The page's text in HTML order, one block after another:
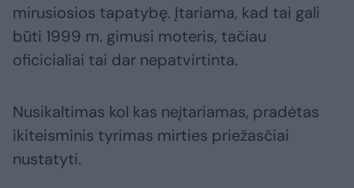
mirusiosios tapatybę. Įtariama, kad tai gali
būti 1999 m. gimusi moteris, tačiau
oficicialiai tai dar nepatvirtinta.
Nusikaltimas kol kas neįtariamas, pradėtas
ikiteisminis tyrimas mirties priežasčiai
nustatyti.